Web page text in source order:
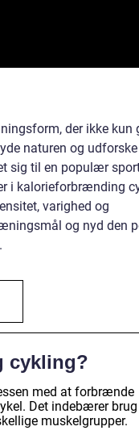
der ikke kun
naturen og udforske
sig til en populær
i kalorieforbrænding
varighed og
og nyd den
cykling?
med at forbrænde
Det indebærer
muskelgrupper.